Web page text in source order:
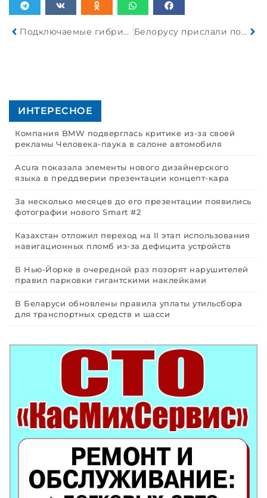
Подключаемые гибридные автомобили в реальности выбрасывают в атмосферу в пять раз больше CO2 Белорусу прислали по запчастям запрещенный беспилотный летательный аппарат
ИНТЕРЕСНОЕ
Компания BMW подверглась критике из-за своей
рекламы Человека-паука в салоне автомобиля
Acura показала элементы нового дизайнерского
языка в преддверии презентации концепт-кара
За несколько месяцев до его презентации появились
фотографии нового Smart #2
Казахстан отложил переход на II этап использования
навигационных пломб из-за дефицита устройств
В Нью-Йорке в очередной раз позорят нарушителей
правил парковки гигантскими наклейками
В Беларуси обновлены правила уплаты утильсбора
для транспортных средств и шасси